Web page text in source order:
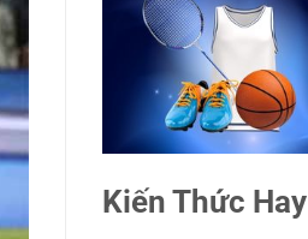
Kiến Thức Hay